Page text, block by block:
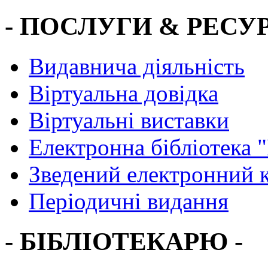
- ПОСЛУГИ &
Видавнича діяльність
Віртуальна довідка
Віртуальні виставки
Електронна
Зведений електронний
Періодичні видання
- БІБЛІОТЕКАРЮ -